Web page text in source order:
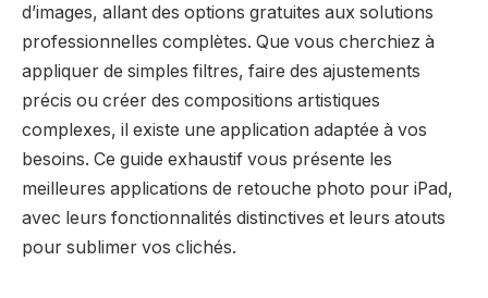
d’images, allant des options gratuites aux solutions
professionnelles complètes. Que vous cherchiez à
appliquer de simples filtres, faire des ajustements
précis ou créer des compositions artistiques
complexes, il existe une application adaptée à vos
besoins. Ce guide exhaustif vous présente les
meilleures applications de retouche photo pour iPad,
avec leurs fonctionnalités distinctives et leurs atouts
pour sublimer vos clichés.